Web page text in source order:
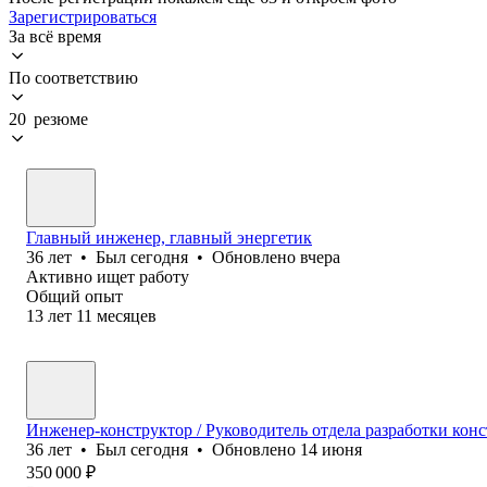
Зарегистрироваться
За всё время
По соответствию
20 резюме
Главный инженер, главный энергетик
36 лет • Был сегодня • Обновлено вчера
Активно ищет работу
Общий опыт
13 лет 11 месяцев
Инженер-конструктор / Руководитель отдела разработки
36 лет • Был сегодня • Обновлено 14 июня
350 000 ₽